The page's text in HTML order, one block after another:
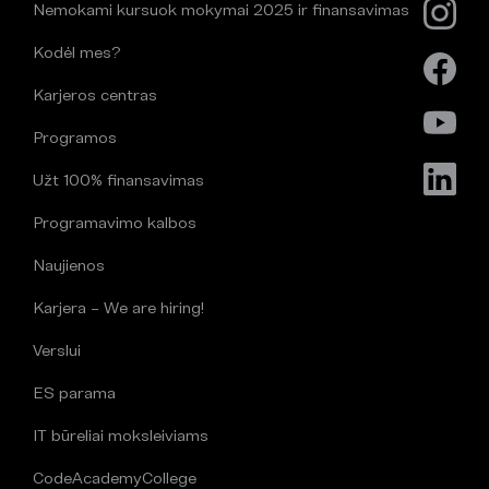
Nemokami kursuok mokymai 2025 ir finansavimas
Kodėl mes?
Karjeros centras
Programos
Užt 100% finansavimas
Programavimo kalbos
Naujienos
Karjera – We are hiring!
Verslui
ES parama
IT būreliai moksleiviams
CodeAcademyCollege